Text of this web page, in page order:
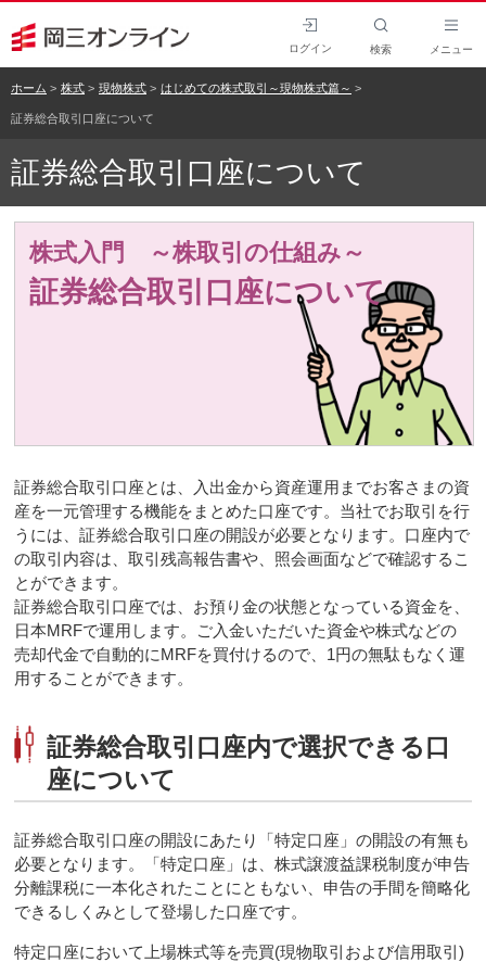
ログイン 検索 メニュー
ホーム 株式 現物株式 はじめての株式取引～現物株式篇～
証券総合取引口座について
証券総合取引口座について
株式入門 ～株取引の仕組み～
証券総合取引口座について
証券総合取引口座とは、入出金から資産運用までお客さまの資
産を一元管理する機能をまとめた口座です。当社でお取引を行
うには、証券総合取引口座の開設が必要となります。口座内で
の取引内容は、取引残高報告書や、照会画面などで確認するこ
とができます。
証券総合取引口座では、お預り金の状態となっている資金を、
日本MRFで運用します。ご入金いただいた資金や株式などの
売却代金で自動的にMRFを買付けるので、1円の無駄もなく運
用することができます。
証券総合取引口座内で選択できる口
座について
証券総合取引口座の開設にあたり「特定口座」の開設の有無も
必要となります。「特定口座」は、株式譲渡益課税制度が申告
分離課税に一本化されたことにともない、申告の手間を簡略化
できるしくみとして登場した口座です。
特定口座において上場株式等を売買(現物取引および信用取引)